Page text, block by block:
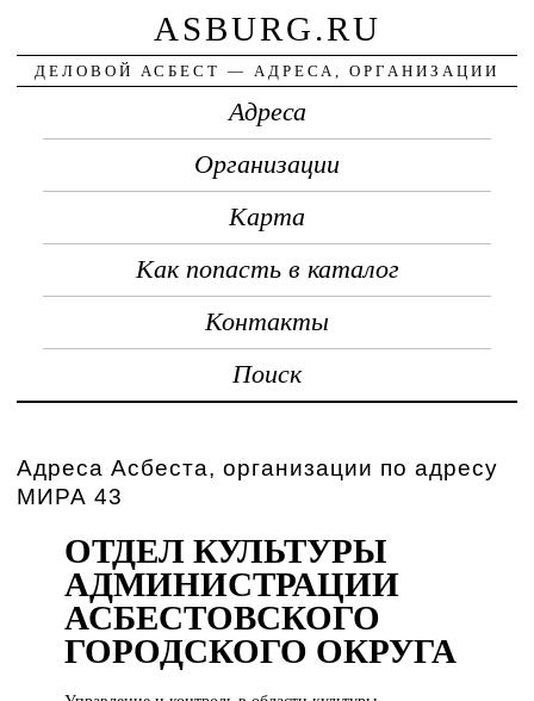
ASBURG.RU
ДЕЛОВОЙ АСБЕСТ — АДРЕСА, ОРГАНИЗАЦИИ
Адреса
Организации
Карта
Как попасть в каталог
Контакты
Поиск
Адреса Асбеста, организации по адресу
МИРА 43
ОТДЕЛ КУЛЬТУРЫ
АДМИНИСТРАЦИИ
АСБЕСТОВСКОГО
ГОРОДСКОГО ОКРУГА